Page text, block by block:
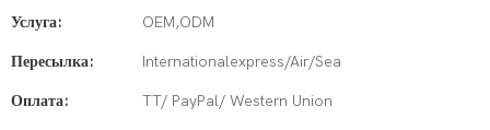
Услуга: OEM,ODM
Пересылка: Internationalexpress/Air/Sea
Оплата: TT/ PayPal/ Western Union